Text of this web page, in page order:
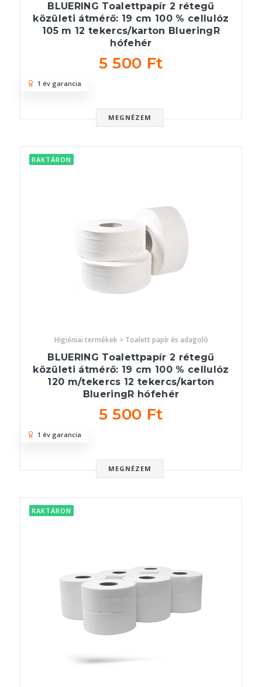
BLUERING Toalettpapír 2 rétegű
közületi átmérő: 19 cm 100 % cellulóz
105 m 12 tekercs/karton BlueringR
hófehér
5 500 Ft
MEGNÉZEM
1 év garancia
RAKTÁRON
Higiéniai termékek > Toalett papír és adagoló
BLUERING Toalettpapír 2 rétegű
közületi átmérő: 19 cm 100 % cellulóz
120 m/tekercs 12 tekercs/karton
BlueringR hófehér
5 500 Ft
MEGNÉZEM
1 év garancia
RAKTÁRON